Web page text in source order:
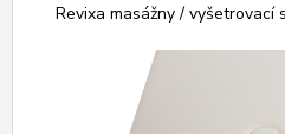
Revixa masážny /